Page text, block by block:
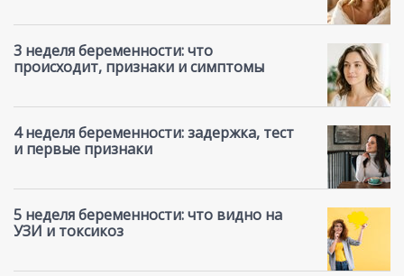
3 неделя беременности: что
происходит, признаки и симптомы
4 неделя беременности: задержка, тест
и первые признаки
5 неделя беременности: что видно на
УЗИ и токсикоз